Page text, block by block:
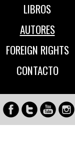
LIBROS
AUTORES
FOREIGN RIGHTS
CONTACTO